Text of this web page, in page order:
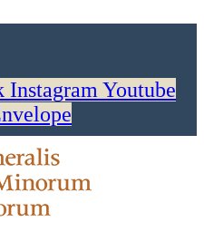
Instagram Youtube